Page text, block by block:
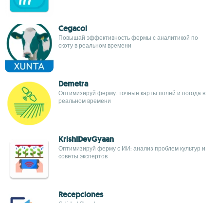
Cegacol
Повышай эффективность фермы с аналитикой по
скоту в реальном времени
Demetra
Оптимизируй ферму: точные карты полей и погода в
реальном времени
KrishiDevGyaan
Оптимизируй ферму с ИИ: анализ проблем культур и
советы экспертов
Recepciones